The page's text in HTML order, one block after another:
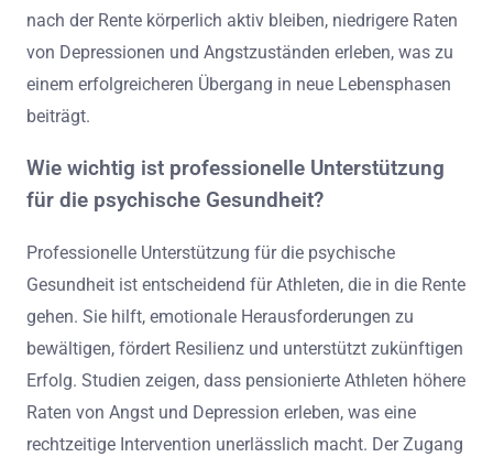
nach der Rente körperlich aktiv bleiben, niedrigere Raten
von Depressionen und Angstzuständen erleben, was zu
einem erfolgreicheren Übergang in neue Lebensphasen
beiträgt.
Wie wichtig ist professionelle Unterstützung
für die psychische Gesundheit?
Professionelle Unterstützung für die psychische
Gesundheit ist entscheidend für Athleten, die in die Rente
gehen. Sie hilft, emotionale Herausforderungen zu
bewältigen, fördert Resilienz und unterstützt zukünftigen
Erfolg. Studien zeigen, dass pensionierte Athleten höhere
Raten von Angst und Depression erleben, was eine
rechtzeitige Intervention unerlässlich macht. Der Zugang